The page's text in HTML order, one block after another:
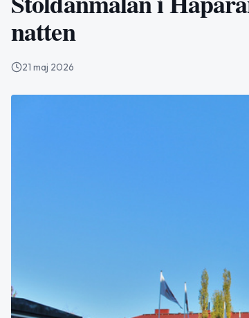
natten
21 maj 2026